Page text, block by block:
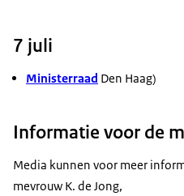
7 juli
Ministerraad Den Haag)
Informatie voor de
Media kunnen voor meer
mevrouw K. de Jong,